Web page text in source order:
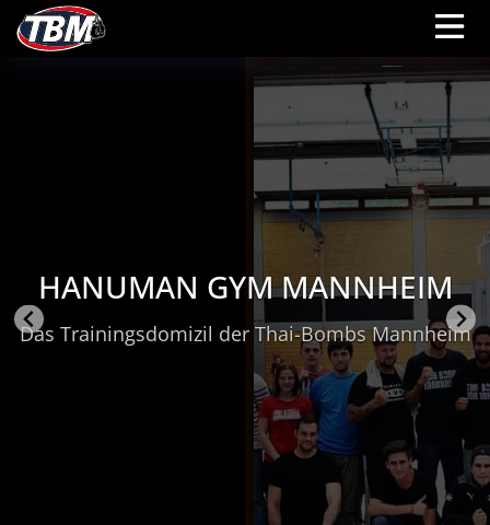
HANUMAN GYM MANNHEIM
Das Trainingsdomizil der Thai-Bombs Mannheim